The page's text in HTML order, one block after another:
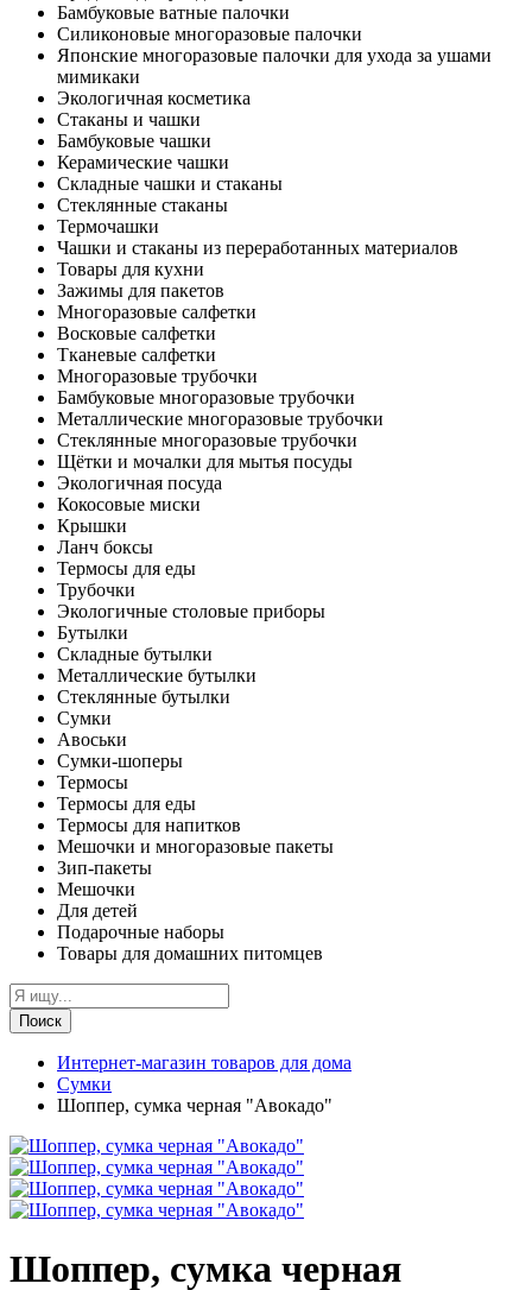
Бамбуковые ватные палочки
Силиконовые многоразовые палочки
Японские многоразовые палочки для ухода за ушами
мимикаки
Экологичная косметика
Стаканы и чашки
Бамбуковые чашки
Керамические чашки
Складные чашки и стаканы
Стеклянные стаканы
Термочашки
Чашки и стаканы из переработанных материалов
Товары для кухни
Зажимы для пакетов
Многоразовые салфетки
Восковые салфетки
Тканевые салфетки
Многоразовые трубочки
Бамбуковые многоразовые трубочки
Металлические многоразовые трубочки
Стеклянные многоразовые трубочки
Щётки и мочалки для мытья посуды
Экологичная посуда
Кокосовые миски
Крышки
Ланч боксы
Термосы для еды
Трубочки
Экологичные столовые приборы
Бутылки
Складные бутылки
Металлические бутылки
Стеклянные бутылки
Сумки
Авоськи
Сумки-шоперы
Термосы
Термосы для еды
Термосы для напитков
Мешочки и многоразовые пакеты
Зип-пакеты
Мешочки
Для детей
Подарочные наборы
Товары для домашних питомцев
Поиск
Интернет-магазин товаров для дома
Сумки
Шоппер, сумка черная "Авокадо"
Шоппер, сумка черная